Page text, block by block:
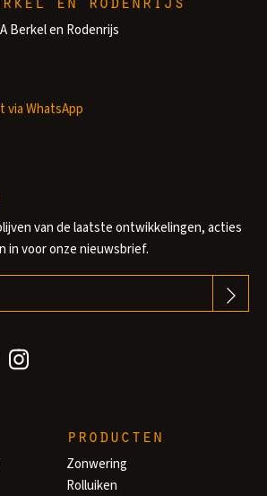
Berkel en Rodenrijs
via WhatsApp
van de laatste ontwikkelingen, acties
in voor onze nieuwsbrief.
producten
Zonwering
Rolluiken